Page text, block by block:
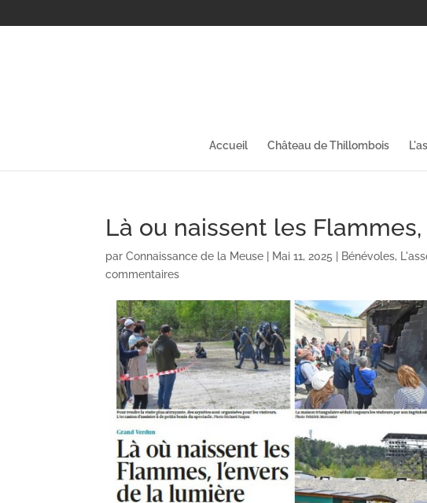
Accueil Château de Thillombois
Là ou naissent les
parConnaissance de la Meuse | Mai 11, 2025 | Bénévoles,
commentaires